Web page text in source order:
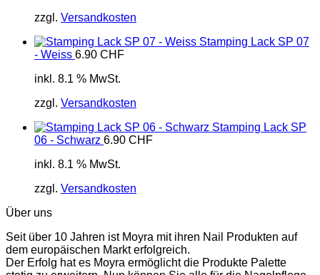
zzgl. Versandkosten
Stamping Lack SP 07
- Weiss 6.90 CHF
inkl. 8.1 % MwSt.
zzgl. Versandkosten
Stamping Lack SP
06 - Schwarz 6.90 CHF
inkl. 8.1 % MwSt.
zzgl. Versandkosten
Über uns
Seit über 10 Jahren ist Moyra mit ihren Nail Produkten auf
dem europäischen Markt erfolgreich.
Der Erfolg hat es Moyra ermöglicht die Produkte Palette